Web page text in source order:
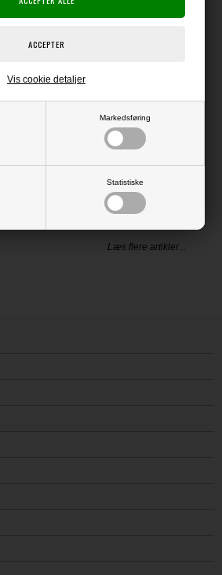
Markedsføring
Statistiske
Vis cookie detaljer
til at tegne, male, mist'e, sværte osv. over
til f.eks. kort.
Læs flere artikler...